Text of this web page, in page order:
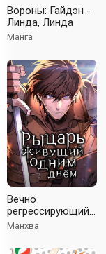
Вороны: Гайдэн -
Линда, Линда
Манга
Вечно
регрессирующий
рыцарь
Манхва